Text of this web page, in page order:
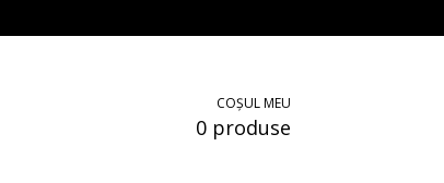
COȘUL MEU
0 produse